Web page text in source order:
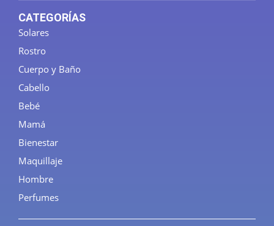
CATEGORÍAS
Solares
Rostro
Cuerpo y Baño
Cabello
Bebé
Mamá
Bienestar
Maquillaje
Hombre
Perfumes